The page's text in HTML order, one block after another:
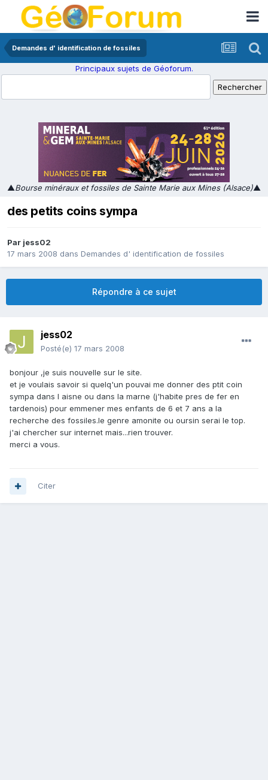
Demandes d' identification de fossiles
Principaux sujets de Géoforum.
▲Bourse minéraux et fossiles de Sainte Marie aux Mines (Alsace)▲
des petits coins sympa
Par jess02
17 mars 2008 dans Demandes d' identification de fossiles
Répondre à ce sujet
jess02
Posté(e) 17 mars 2008
bonjour ,je suis nouvelle sur le site.
et je voulais savoir si quelq'un pouvai me donner des ptit coin
sympa dans l aisne ou dans la marne (j'habite pres de fer en
tardenois) pour emmener mes enfants de 6 et 7 ans a la
recherche des fossiles.le genre amonite ou oursin serai le top.
j'ai chercher sur internet mais...rien trouver.
merci a vous.
Citer